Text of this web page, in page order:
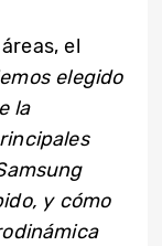
el
elegido
la
y cómo